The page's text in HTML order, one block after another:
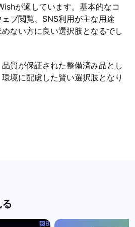
が適しています。基本的なコ
ブ閲覧、SNS利用が主な用途
ない方に良い選択肢となるでし
質が保証された整備済み品とし
境に配慮した賢い選択肢となり